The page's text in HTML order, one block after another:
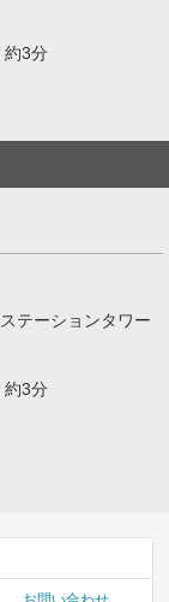
約3分
テーションタワー
約3分